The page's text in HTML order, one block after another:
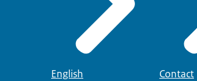
English Contact